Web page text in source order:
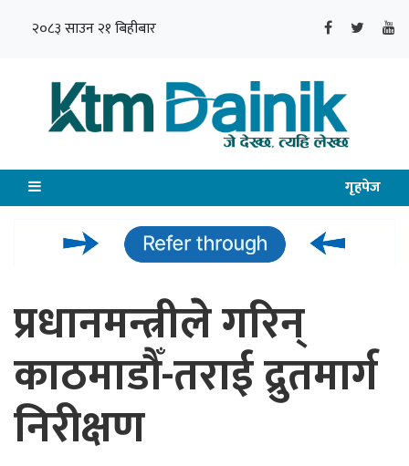
२०८३ साउन २१ बिहीबार
गृहपेज
प्रधानमन्त्रीले गरिन्
काठमाडौँ-तराई द्रुतमार्ग
निरीक्षण